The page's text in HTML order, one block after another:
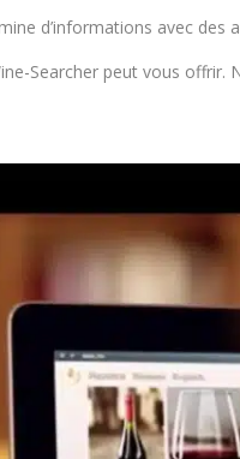
d’informations avec des
Searcher peut vous